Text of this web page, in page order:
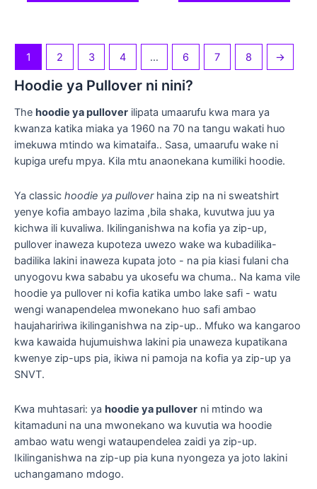
1 2 3 4 … 6 7 8 →
Hoodie ya Pullover ni nini?
The hoodie ya pullover ilipata umaarufu kwa mara ya
kwanza katika miaka ya 1960 na 70 na tangu wakati huo
imekuwa mtindo wa kimataifa.. Sasa, umaarufu wake ni
kupiga urefu mpya. Kila mtu anaonekana kumiliki hoodie.
Ya classic hoodie ya pulloverhaina zip na ni sweatshirt
yenye kofia ambayo lazima ,bila shaka, kuvutwa juu ya
kichwa ili kuvaliwa. Ikilinganishwa na kofia ya zip-up,
pullover inaweza kupoteza uwezo wake wa kubadilika-
badilika lakini inaweza kupata joto - na pia kiasi fulani cha
unyogovu kwa sababu ya ukosefu wa chuma.. Na kama vile
hoodie ya pullover ni kofia katika umbo lake safi - watu
wengi wanapendelea mwonekano huo safi ambao
haujahaririwa ikilinganishwa na zip-up.. Mfuko wa kangaroo
kwa kawaida hujumuishwa lakini pia unaweza kupatikana
kwenye zip-ups pia, ikiwa ni pamoja na kofia ya zip-up ya
SNVT.
Kwa muhtasari: ya hoodie ya pullover ni mtindo wa
kitamaduni na una mwonekano wa kuvutia wa hoodie
ambao watu wengi wataupendelea zaidi ya zip-up.
Ikilinganishwa na zip-up pia kuna nyongeza ya joto lakini
uchangamano mdogo.